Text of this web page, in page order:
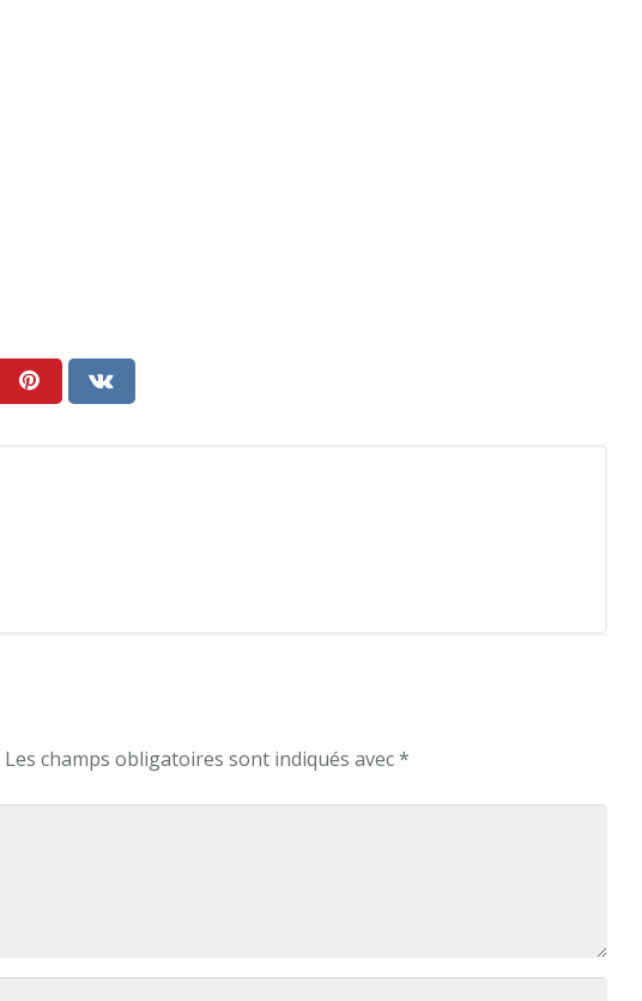
Les champs obligatoires sont indiqués avec*